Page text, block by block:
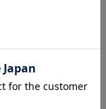
しています